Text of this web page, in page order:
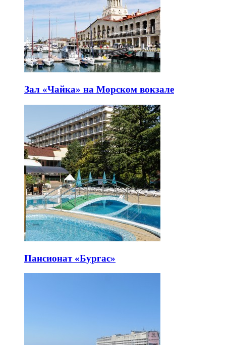
Зал «Чайка» на Морском вокзале
Пансионат «Бургас»